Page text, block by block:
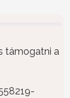
támogatni a